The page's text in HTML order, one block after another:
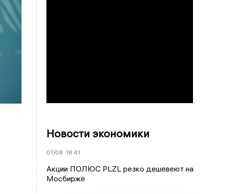
Новости экономики
07/08 18:41
Акции ПОЛЮС PLZL резко дешевеют на
Мосбирже